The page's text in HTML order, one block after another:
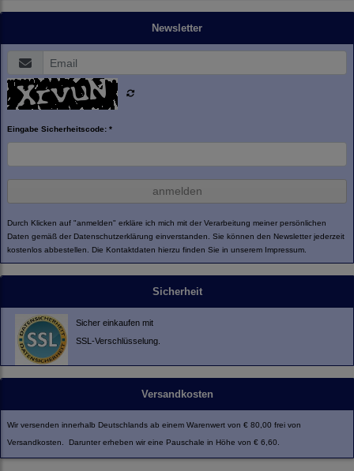
Newsletter
Eingabe Sicherheitscode: *
anmelden
Durch Klicken auf "anmelden" erkläre ich mich mit der Verarbeitung meiner persönlichen
Daten gemäß der Datenschutzerklärung einverstanden. Sie können den Newsletter jederzeit
kostenlos abbestellen. Die Kontaktdaten hierzu finden Sie in unserem Impressum.
Sicherheit
Sicher einkaufen mit
SSL-Verschlüsselung.
Versandkosten
Wir versenden innerhalb Deutschlands ab einem Warenwert von € 80,00 frei von
Versandkosten. Darunter erheben wir eine Pauschale in Höhe von € 6,60.